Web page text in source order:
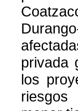
privada
los